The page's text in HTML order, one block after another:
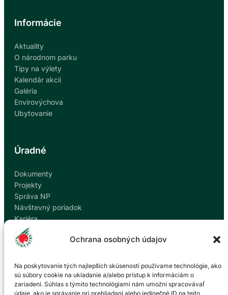
Ochrana osobných údajov
Na poskytovanie tých najlepších skúseností používame technológie, ako
sú súbory cookie na ukladanie a/alebo prístup k informáciám o
zariadení. Súhlas s týmito technológiami nám umožní spracovávať
údaje, ako je správanie pri prehliadaní alebo jedinečné ID na tejto
Informácie
Aktuality
O národnom parku
Tipy na výlety
Kalendár akcií
Galéria
Envirovýchova
Ubytovanie
Úradné
Dokumenty
Projekty
Správa NP
Návštevný poriadok
Kariéra
Kontakty
Ochrana osobných údajov
Kontakt